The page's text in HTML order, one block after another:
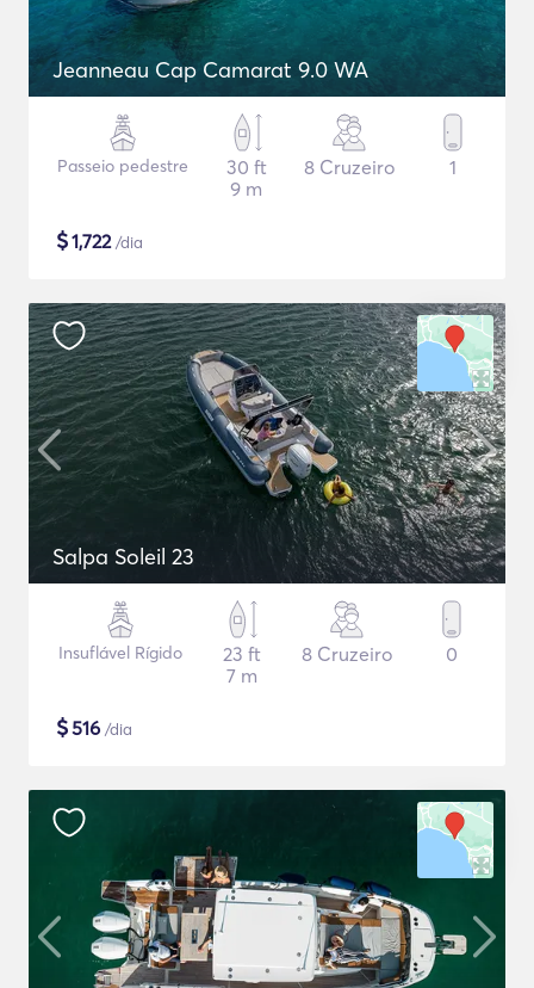
Jeanneau Cap Camarat 9.0 WA
Passeio pedestre
30 ft
9 m
8 Cruzeiro 1
$1,722/dia
Salpa Soleil 23
Insuflável Rígido
23 ft
7 m
8 Cruzeiro 0
$516 /dia